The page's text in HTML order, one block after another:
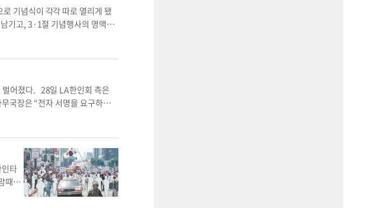
기념식이 각각 따로 열리게 됐
기고, 3·1절 기념행사의 명맥을
절 당일에 공식 기념행사를
절을 당일에 기념하기로 했다”고
이례적이다. 한인회는 앞서 지
최했으며, 지난해에는 남가주
, 광복회 미서남부지회, 미주3·
심해 행사를 치르자는 취지에
시하지 않고 참여 단체들의 로고
다. 재단 측은 한인 단체를 대표
최 기관이 돼야 한다고 주장했다.
시해야 한다는 내용이 포함돼
대한인국민회기념재단 측에 넘
벌어졌다. 28일 LA한인회 측은
국장은 “전자 서명을 요구하는
제프 이 사무국장 설명에 따르
인을 요구하는 것을 보고 이상함
결했다”고 전했다. 이어 그는
준 기자la한인회 온라인 la한인
타
때면